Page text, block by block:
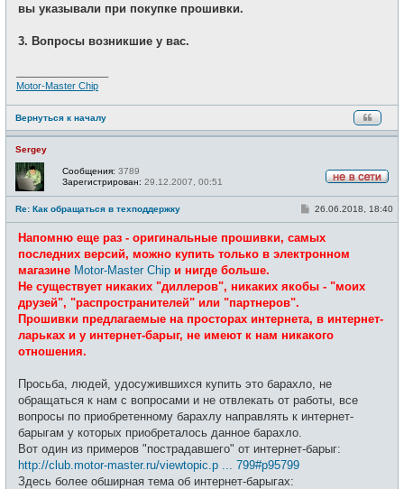
вы указывали при покупке прошивки.
3. Вопросы возникшие у вас.
Motor-Master Chip
Вернуться к началу
Sergey
е
в
с
Сообщения: 3789
Зарегистрирован: 29.12.2007, 00:51
Re: Как обращаться в техподдержку
С
б
щ
и
26.06.2018, 18:40
Напомню еще раз - оригинальные прошивки, самых
последних версий, можно купить только в электронном
магазине Motor-Master Chip и нигде больше.
Не существует никаких "диллеров", никаких якобы - "моих
друзей", "распространителей" или "партнеров".
Прошивки предлагаемые на просторах интернета, в интернет-
ларьках и у интернет-барыг, не имеют к нам никакого
отношения.
Просьба, людей, удосужившихся купить это барахло, не
обращаться к нам с вопросами и не отвлекать от работы, все
вопросы по приобретенному барахлу направлять к интернет-
барыгам у которых приобреталось данное барахло.
Вот один из примеров "пострадавшего" от интернет-барыг:
http://club.motor-master.ru/viewtopic.p ... 799#p95799
Здесь более обширная тема об интернет-барыгах: